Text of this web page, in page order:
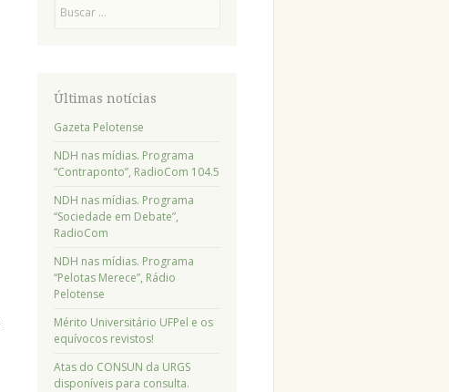
Últimas notícias
Gazeta Pelotense
NDH nas mídias. Programa
“Contraponto”, RadioCom 104.5
NDH nas mídias. Programa
“Sociedade em Debate”,
RadioCom
NDH nas mídias. Programa
“Pelotas Merece”, Rádio
Pelotense
Mérito Universitário UFPel e os
equívocos revistos!
Atas do CONSUN da URGS
disponíveis para consulta.